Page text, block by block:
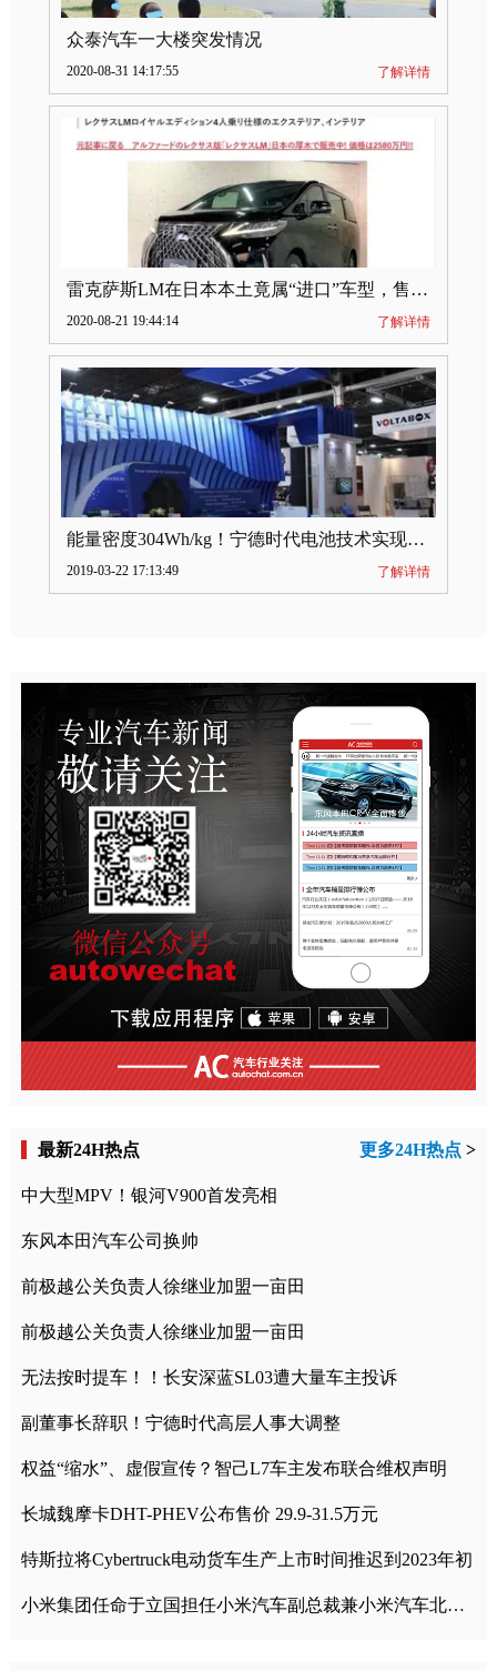
众泰汽车一大楼突发情况
2020-08-31 14:17:55 了解详情
雷克萨斯LM在日本本土竟属“进口”车型，售价2580万日元
2020-08-21 19:44:14 了解详情
能量密度304Wh/kg！宁德时代电池技术实现突破
2019-03-22 17:13:49 了解详情
最新24H热点 更多24H热点 >
中大型MPV！银河V900首发亮相
东风本田汽车公司换帅
前极越公关负责人徐继业加盟一亩田
前极越公关负责人徐继业加盟一亩田
无法按时提车！！长安深蓝SL03遭大量车主投诉
副董事长辞职！宁德时代高层人事大调整
权益“缩水”、虚假宣传？智己L7车主发布联合维权声明
长城魏摩卡DHT-PHEV公布售价 29.9-31.5万元
特斯拉将Cybertruck电动货车生产上市时间推迟到2023年初
小米集团任命于立国担任小米汽车副总裁兼小米汽车北京总部政委